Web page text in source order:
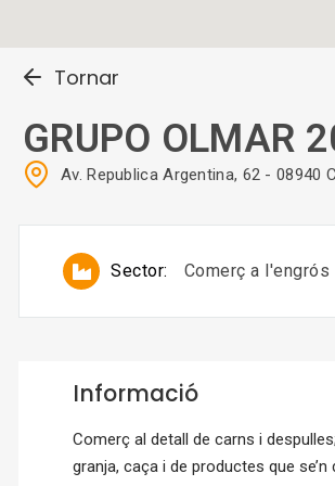
Tornar
GRUPO OLMAR
Av. Republica Argentina, 62 - 08940
Sector: Comerç a l'engrós
Informació
Comerç al detall de carns i
granja, caça i de productes que se’n